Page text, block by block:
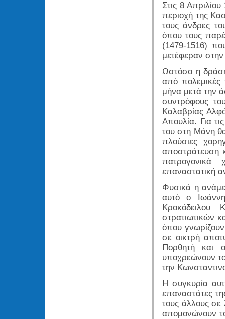
Στις 8
περιοχή της
τους άνδρες
όπου τους
(1479-1516)
μετέφεραν στην
Ωστόσο η
από πολεμικές
μήνα μετά την
συντρόφους
Καλαβρίας
Απουλία. Για
του στη Μάνη θα
πλούσιες
αποστράτευση
πατρογονικά
επαναστατική
Φυσικά η
αυτό ο
στρατιωτικών
όπου γνωρίζουν
σε οικτρή
Πορθητή και
υποχρεώνουν
την
Η συγκυρία
επαναστάτες
τους άλλους σε
απομονώνουν